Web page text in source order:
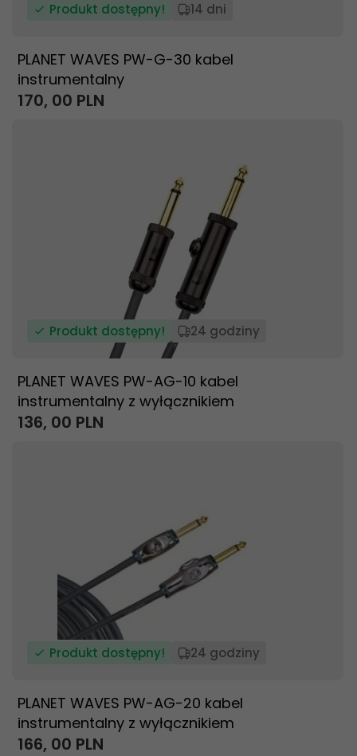
Produkt dostępny! 14 dni
PLANET WAVES PW-G-30 kabel
instrumentalny
170, 00 PLN
Produkt dostępny! 24 godziny
PLANET WAVES PW-AG-10 kabel
instrumentalny z wyłącznikiem
136, 00 PLN
Produkt dostępny! 24 godziny
PLANET WAVES PW-AG-20 kabel
instrumentalny z wyłącznikiem
166, 00 PLN